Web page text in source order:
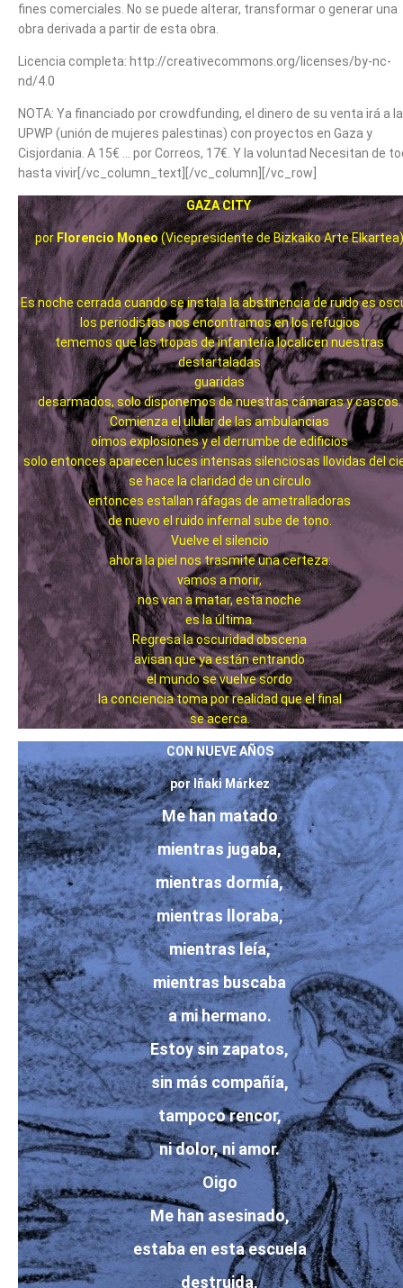
fines comerciales. No se puede alterar, transformar o generar una
obra derivada a partir de esta obra.
Licencia completa: http://creativecommons.org/licenses/by-nc-
nd/4.0
NOTA: Ya financiado por crowdfunding, el dinero de su venta irá a la
UPWP (unión de mujeres palestinas) con proyectos en Gaza y
Cisjordania. A 15€ … por Correos, 17€. Y la voluntad Necesitan de
hasta vivir[/vc_column_text][/vc_column][/vc_row]
GAZA CITY
por Florencio Moneo (Vicepresidente de Bizkaiko Arte Elkartea)
Es noche cerrada cuando se instala la abstinencia de ruido es
los periodistas nos encontramos en los refugios
tememos que las tropas de infantería localicen nuestras
destartaladas
guaridas
desarmados, solo disponemos de nuestras cámaras y cascos.
Comienza el ulular de las ambulancias
oímos explosiones y el derrumbe de edificios
solo entonces aparecen luces intensas silenciosas llovidas del
se hace la claridad de un círculo
entonces estallan ráfagas de ametralladoras
de nuevo el ruido infernal sube de tono.
Vuelve el silencio
ahora la piel nos trasmite una certeza:
vamos a morir,
nos van a matar, esta noche
es la última.
Regresa la oscuridad obscena
avisan que ya están entrando
el mundo se vuelve sordo
la conciencia toma por realidad que el final
se acerca.
CON NUEVE AÑOS
por Iñaki Márkez
Me han matado
mientras jugaba,
mientras dormía,
mientras lloraba,
mientras leía,
mientras buscaba
a mi hermano.
Estoy sin zapatos,
sin más compañía,
tampoco rencor,
ni dolor, ni amor.
Oigo
Me han asesinado,
estaba en esta escuela
destruida,